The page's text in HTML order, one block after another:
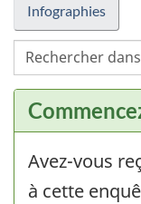
Infographies
Avez-vous
à cette